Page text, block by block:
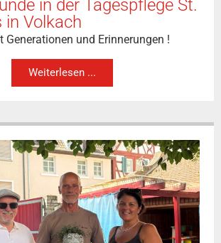
in der Tagespflege St.
in Volkach
Generationen und Erinnerungen !
Weiterlesen ...